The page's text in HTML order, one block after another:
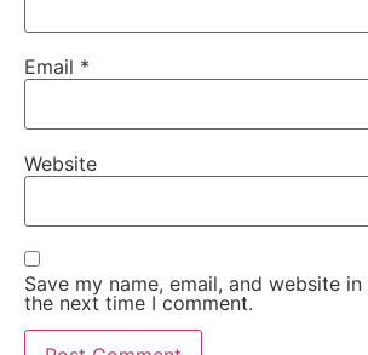
Email *
Website
Save my name, email, and website
the next time I comment.